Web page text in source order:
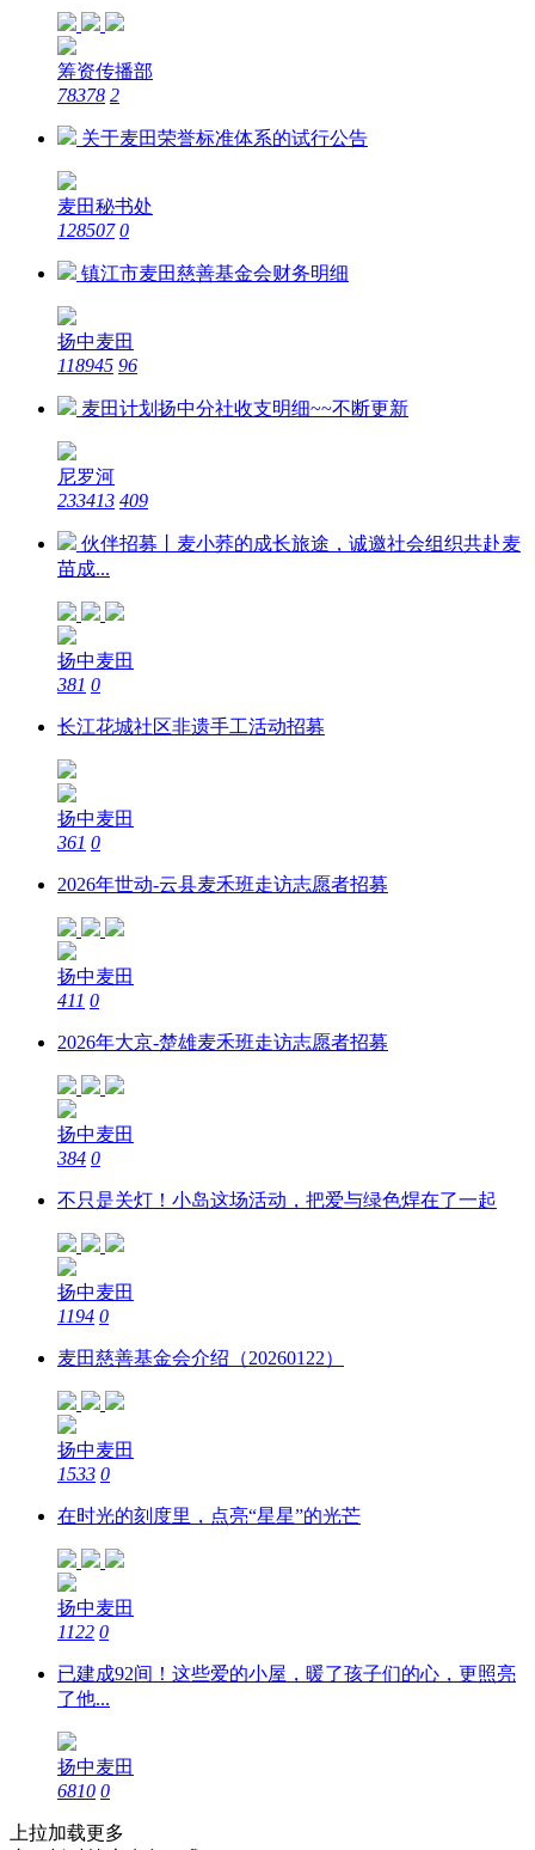
筹资传播部
78378 2
关于麦田荣誉标准体系的试行公告
麦田秘书处
128507 0
镇江市麦田慈善基金会财务明细
扬中麦田
118945 96
麦田计划扬中分社收支明细~~不断更新
尼罗河
233413 409
伙伴招募丨麦小荞的成长旅途，诚邀社会组织共赴麦
苗成...
扬中麦田
381 0
长江花城社区非遗手工活动招募
扬中麦田
361 0
2026年世动-云县麦禾班走访志愿者招募
扬中麦田
411 0
2026年大京-楚雄麦禾班走访志愿者招募
扬中麦田
384 0
不只是关灯！小岛这场活动，把爱与绿色焊在了一起
扬中麦田
1194 0
麦田慈善基金会介绍（20260122）
扬中麦田
1533 0
在时光的刻度里，点亮“星星”的光芒
扬中麦田
1122 0
已建成92间！这些爱的小屋，暖了孩子们的心，更照亮
了他...
扬中麦田
6810 0
上拉加载更多